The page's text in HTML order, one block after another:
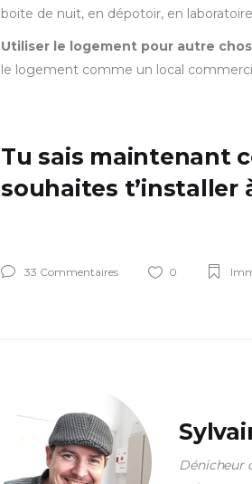
boite de nuit, en dépotoir, en
Utiliser le logement pour autre
le logement comme un local
Tu sais maintenant
souhaites t’installer
33 Commentaires 0
Dénicheur